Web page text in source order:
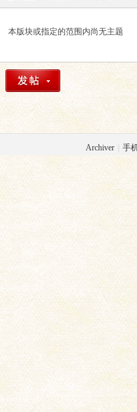
河
本版块或指定的范围内尚无主题
Archiver 手